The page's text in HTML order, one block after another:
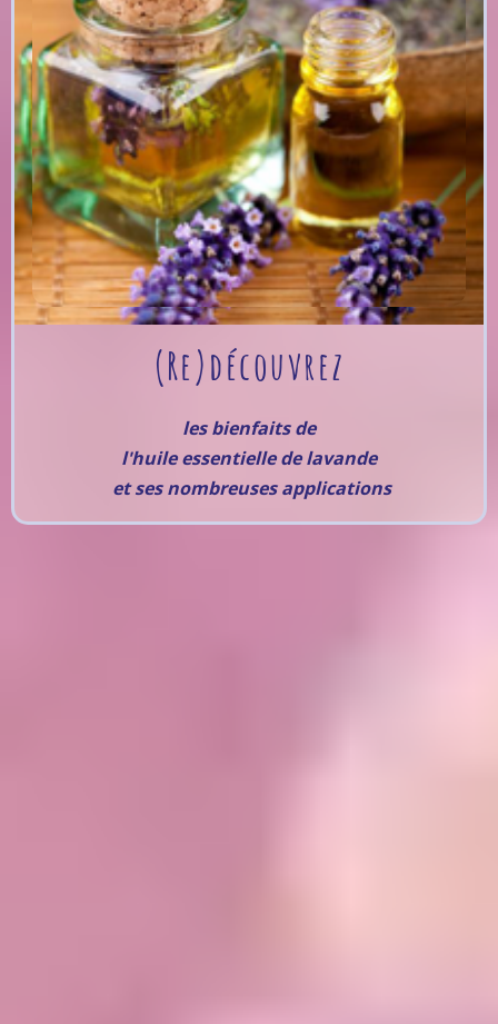
(Re)découvrez
les bienfaits de
l'huile essentielle de lavande
et ses nombreuses applications